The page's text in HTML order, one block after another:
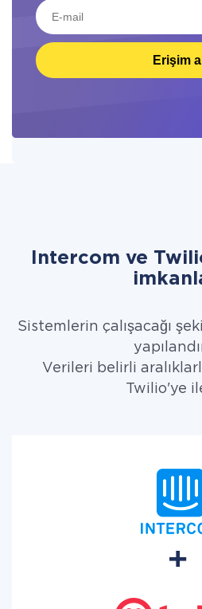
Erişim al
Intercom ve
Sistemlerin çalışacağı
Verileri belirli
Twilio'ye